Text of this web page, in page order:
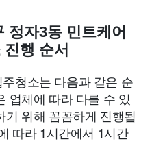
정자3동 민트케어
행 순서
청소는 다음과 같은 순
업체에 따라 다를 수 있
기 위해 꼼꼼하게 진행됩
따라 1시간에서 1시간